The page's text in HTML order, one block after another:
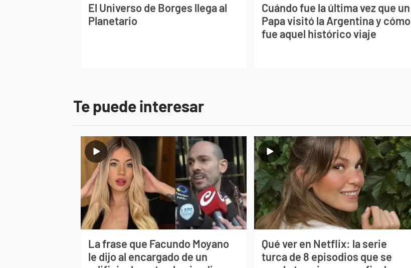
El Universo de Borges llega al
Planetario
Cuándo fue la última vez que un
Papa visitó la Argentina y cómo
fue aquel histórico viaje
Te puede interesar
La frase que Facundo Moyano
le dijo al encargado de un
Qué ver en Netflix: la serie
turca de 8 episodios que se